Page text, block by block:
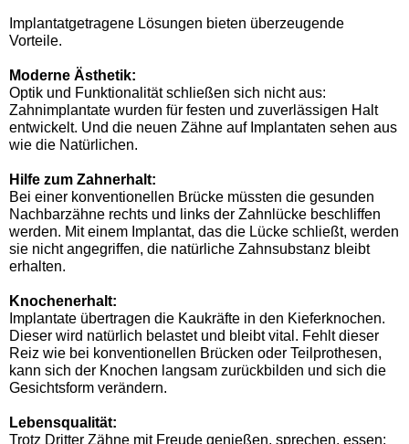
Implantatgetragene Lösungen bieten überzeugende
Vorteile.
Moderne Ästhetik:
Optik und Funktionalität schließen sich nicht aus:
Zahnimplantate wurden für festen und zuverlässigen Halt
entwickelt. Und die neuen Zähne auf Implantaten sehen aus
wie die Natürlichen.
Hilfe zum Zahnerhalt:
Bei einer konventionellen Brücke müssten die gesunden
Nachbarzähne rechts und links der Zahnlücke beschliffen
werden. Mit einem Implantat, das die Lücke schließt, werden
sie nicht angegriffen, die natürliche Zahnsubstanz bleibt
erhalten.
Knochenerhalt:
Implantate übertragen die Kaukräfte in den Kieferknochen.
Dieser wird natürlich belastet und bleibt vital. Fehlt dieser
Reiz wie bei konventionellen Brücken oder Teilprothesen,
kann sich der Knochen langsam zurückbilden und sich die
Gesichtsform verändern.
Lebensqualität:
Trotz Dritter Zähne mit Freude genießen, sprechen, essen: